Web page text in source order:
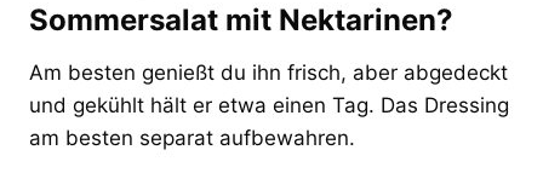
Sommersalat mit Nektarinen?
Am besten genießt du ihn frisch, aber abgedeckt
und gekühlt hält er etwa einen Tag. Das Dressing
am besten separat aufbewahren.